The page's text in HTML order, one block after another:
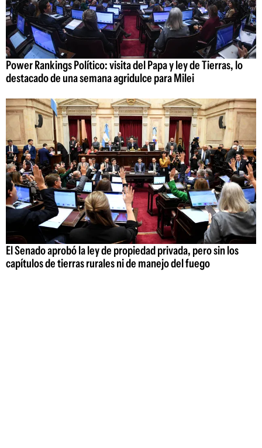
Power Rankings Político: visita del Papa y ley de Tierras, lo
destacado de una semana agridulce para Milei
El Senado aprobó la ley de propiedad privada, pero sin los
capítulos de tierras rurales ni de manejo del fuego